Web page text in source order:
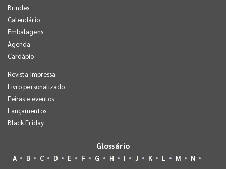
Brindes
Calendário
Embalagens
Agenda
Cardápio
Revista Impressa
Livro personalizado
Feiras e eventos
Lançamentos
Black Friday
Glossário
A B C D E F G H I J K L M N